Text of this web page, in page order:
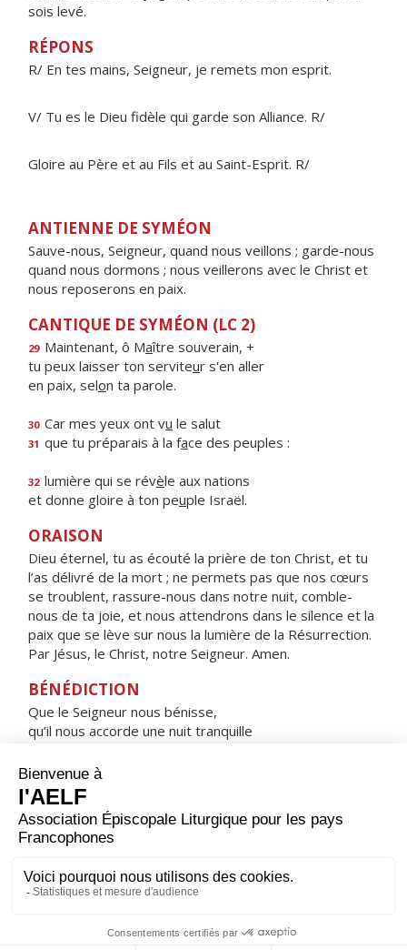
sois levé.
RÉPONS
R/ En tes mains, Seigneur, je remets mon esprit.
V/ Tu es le Dieu fidèle qui garde son Alliance. R/
Gloire au Père et au Fils et au Saint-Esprit. R/
ANTIENNE DE SYMÉON
Sauve-nous, Seigneur, quand nous veillons ; garde-nous
quand nous dormons ; nous veillerons avec le Christ et
nous reposerons en paix.
CANTIQUE DE SYMÉON (LC 2)
29 Maintenant, ô Maître souverain, +
tu peux laisser ton serviteur s'en aller
en paix, selon ta parole.
30 Car mes yeux ont vu le salut
31 que tu préparais à la face des peuples :
32 lumière qui se révèle aux nations
et donne gloire à ton peuple Israël.
ORAISON
Dieu éternel, tu as écouté la prière de ton Christ, et tu
l’as délivré de la mort ; ne permets pas que nos cœurs
se troublent, rassure-nous dans notre nuit, comble-
nous de ta joie, et nous attendrons dans le silence et la
paix que se lève sur nous la lumière de la Résurrection.
Par Jésus, le Christ, notre Seigneur. Amen.
BÉNÉDICTION
Que le Seigneur nous bénisse,
qu’il nous accorde une nuit tranquille
HYMNE : HEUREUSE ES-TU, VIERGE MARIE !
Heureuse es-tu, Vierge Marie !
Par toi, le salut est entré dans le monde.
Comblée de gloire, tu te réjouis devant le Seigneur,
Sainte Mère de Dieu,